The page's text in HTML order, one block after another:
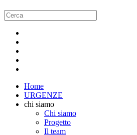
Home
URGENZE
chi siamo
Chi siamo
Progetto
Il team